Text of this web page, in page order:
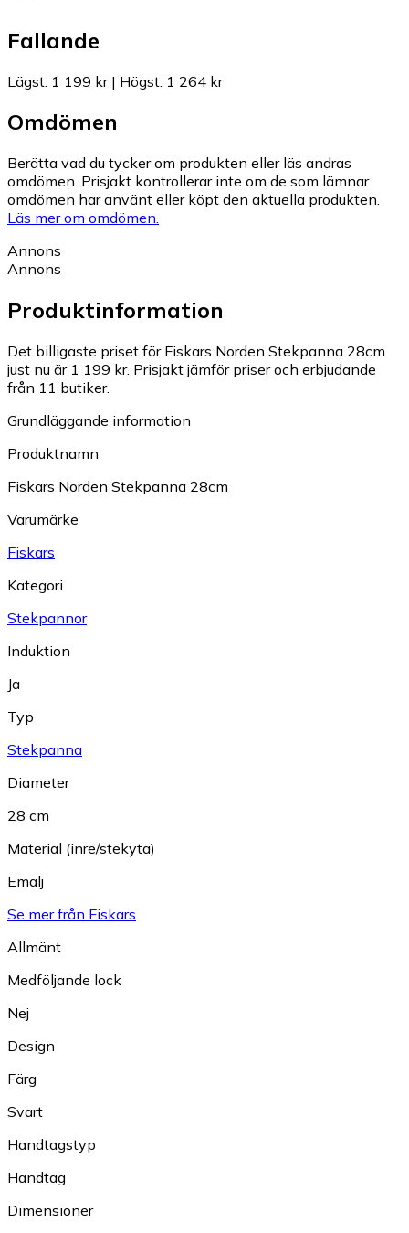
Fallande
Lägst: 1 199 kr| Högst: 1 264 kr
Omdömen
Berätta vad du tycker om produkten eller läs andras
omdömen. Prisjakt kontrollerar inte om de som lämnar
omdömen har använt eller köpt den aktuella produkten.
Läs mer om omdömen.
Annons
Annons
Produktinformation
Det billigaste priset för Fiskars Norden Stekpanna 28cm
just nu är 1 199 kr. Prisjakt jämför priser och erbjudande
från 11 butiker.
Grundläggande information
Produktnamn
Fiskars Norden Stekpanna 28cm
Varumärke
Fiskars
Kategori
Stekpannor
Induktion
Ja
Typ
Stekpanna
Diameter
28 cm
Material (inre/stekyta)
Emalj
Se mer från Fiskars
Allmänt
Medföljande lock
Nej
Design
Färg
Svart
Handtagstyp
Handtag
Dimensioner